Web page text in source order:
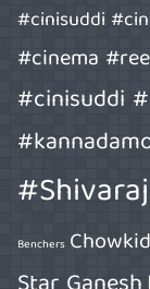
#cinisuddi
#cinema
#cinisuddi
Benchers